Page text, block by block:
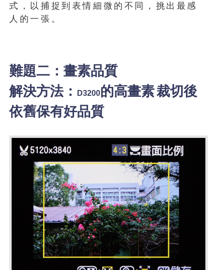
式，以捕捉到表情細微的不同，挑出最感
人的一張。
難題二：畫素品質
解決方法：
D3200的高畫素裁切後
依舊保有好品質